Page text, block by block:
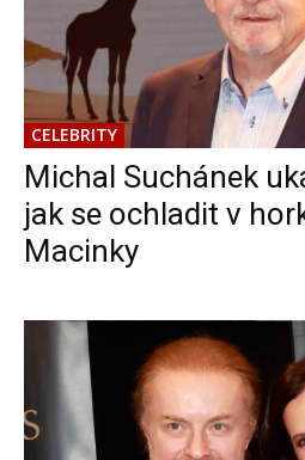
CELEBRITY
Michal Suchánek
jak se ochladit v
Macinky